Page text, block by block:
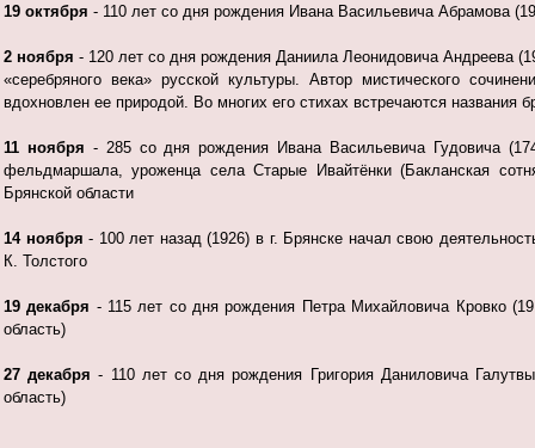
19 октября - 110 лет со дня рождения Ивана Васильевича Абрамова
2 ноября - 120 лет со дня рождения Даниила Леонидовича Андреева
«серебряного века» русской культуры. Автор мистического
вдохновлен ее природой. Во многих его стихах встречаются названия
11 ноября - 285 со дня рождения Ивана Васильевича Гудовича
фельдмаршала, уроженца села Старые Ивайтёнки (Бакланская
Брянской области
14 ноября - 100 лет назад (1926) в г. Брянске начал свою
К. Толстого
19 декабря - 115 лет со дня рождения Петра Михайловича Кровко
область)
27 декабря - 110 лет со дня рождения Григория Даниловича
область)